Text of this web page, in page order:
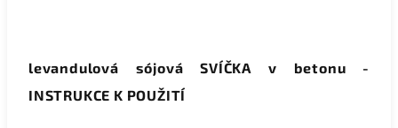
levandulová sójová SVÍČKA v betonu -
INSTRUKCE K POUŽITÍ